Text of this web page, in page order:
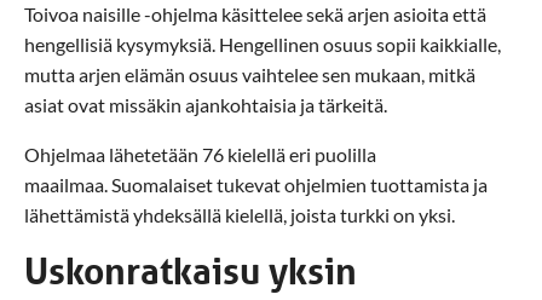
Toivoa naisille -ohjelma käsittelee sekä arjen asioita että
hengellisiä kysymyksiä. Hengellinen osuus sopii kaikkialle,
mutta arjen elämän osuus vaihtelee sen mukaan, mitkä
asiat ovat missäkin ajankohtaisia ja tärkeitä.
Ohjelmaa lähetetään 76 kielellä eri puolilla
maailmaa. Suomalaiset tukevat ohjelmien tuottamista ja
lähettämistä yhdeksällä kielellä, joista turkki on yksi.
Uskonratkaisu yksin